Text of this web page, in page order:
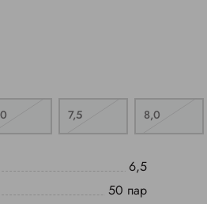
7,5 8,0
6,5
50 пар